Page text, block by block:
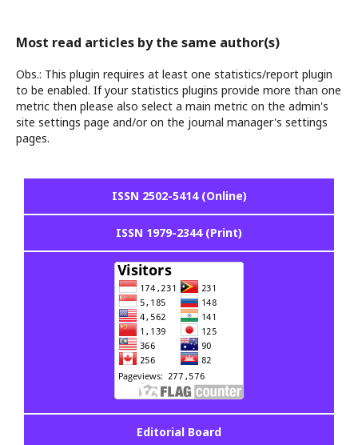
Most read articles by the same author(s)
Obs.: This plugin requires at least one statistics/report plugin
to be enabled. If your statistics plugins provide more than one
metric then please also select a main metric on the admin's
site settings page and/or on the journal manager's settings
pages.
ISSN 2502-5414 (Online)
ISSN 1979-2344 (Print)
Editorial Board